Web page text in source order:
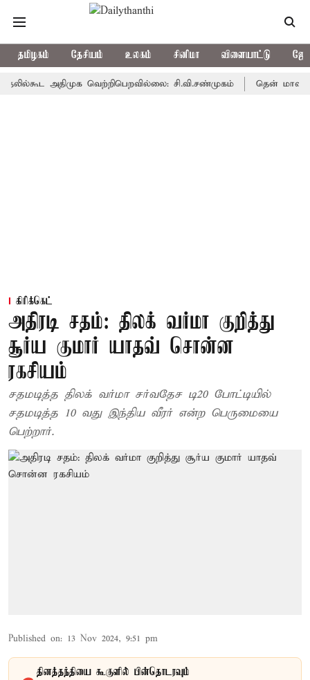
தமிழகம் தேசியம் உலகம் சினிமா விளையாட்டு
அதிமுக வெற்றிபெறவில்லை: சி.வி.சண்முகம் தென் மாவட்டத்தில்
கிரிக்கெட்
அதிரடி சதம்: திலக் வர்மா குறித்து
சூர்ய குமார் யாதவ் சொன்ன
ரகசியம்
சதமடித்த திலக் வர்மா சர்வதேச டி20 போட்டியில்
சதமடித்த 10 வது இந்திய வீரர் என்ற பெருமையை
பெற்றார்.
Published on: 13 Nov 2024, 9:51 pm
தினத்தந்தியை கூகுளில் பின்தொடரவும்